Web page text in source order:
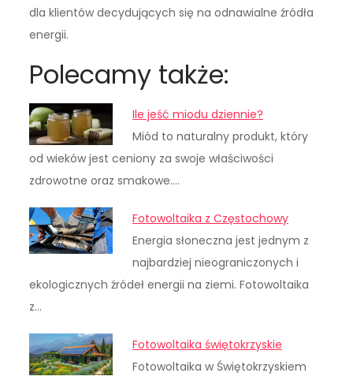
dla klientów decydujących się na odnawialne źródła
energii.
Polecamy także:
Ile jeść miodu dziennie?
Miód to naturalny produkt, który
od wieków jest ceniony za swoje właściwości
zdrowotne oraz smakowe.…
Fotowoltaika z Częstochowy
Energia słoneczna jest jednym z
najbardziej nieograniczonych i
ekologicznych źródeł energii na ziemi. Fotowoltaika
z…
Fotowoltaika świętokrzyskie
Fotowoltaika w Świętokrzyskiem